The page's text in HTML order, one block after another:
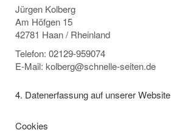
Jürgen Kolberg
Am Höfgen 15
42781 Haan / Rheinland
Telefon: 02129-959074
E-Mail: kolberg@schnelle-seiten.de
4. Datenerfassung auf unserer Website
Cookies